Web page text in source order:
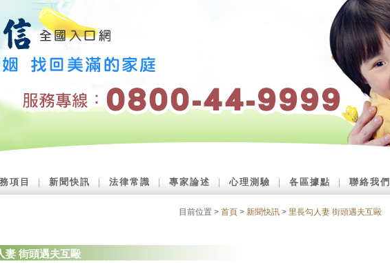
項目 新聞快訊 法律常識 專家論述 ｜心理測驗 各區據點 聯絡我們
目前位置 > 首頁 > 新聞快訊 > 里長勾人妻 街頭遇夫互毆
妻 街頭遇夫互毆